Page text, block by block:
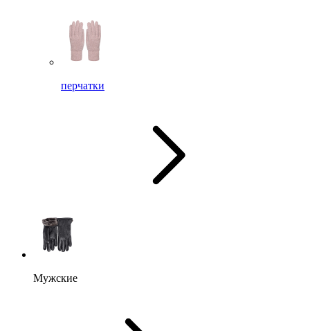
перчатки
Мужские